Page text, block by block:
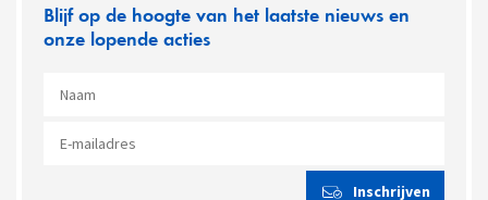
Blijf op de hoogte van het laatste nieuws en
onze lopende acties